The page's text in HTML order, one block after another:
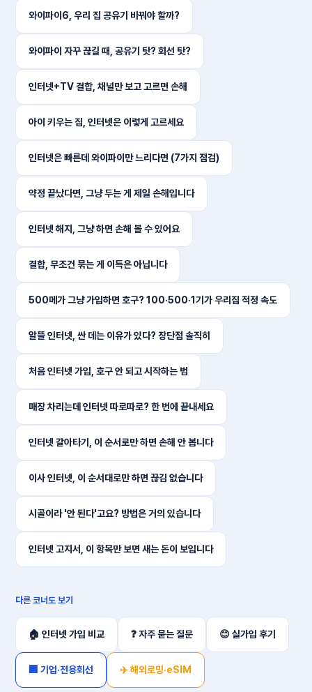
와이파이6, 우리 집 공유기 바꿔야 할까?
와이파이 자꾸 끊길 때, 공유기 탓? 회선 탓?
인터넷+TV 결합, 채널만 보고 고르면 손해
아이 키우는 집, 인터넷은 이렇게 고르세요
인터넷은 빠른데 와이파이만 느리다면 (7가지 점검)
약정 끝났다면, 그냥 두는 게 제일 손해입니다
인터넷 해지, 그냥 하면 손해 볼 수 있어요
결합, 무조건 묶는 게 이득은 아닙니다
500메가 그냥 가입하면 호구? 100·500·1기가 우리집 적정 속도
알뜰 인터넷, 싼 데는 이유가 있다? 장단점 솔직히
처음 인터넷 가입, 호구 안 되고 시작하는 법
매장 차리는데 인터넷 따로따로? 한 번에 끝내세요
인터넷 갈아타기, 이 순서로만 하면 손해 안 봅니다
이사 인터넷, 이 순서대로만 하면 끊김 없습니다
시골이라 '안 된다'고요? 방법은 거의 있습니다
인터넷 고지서, 이 항목만 보면 새는 돈이 보입니다
다른 코너도 보기
🏠 인터넷 가입 비교 ❓ 자주 묻는 질문 😊 실가입 후기
🏢 기업·전용회선 ✈️ 해외로밍·eSIM